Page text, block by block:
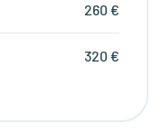
260 €
320 €